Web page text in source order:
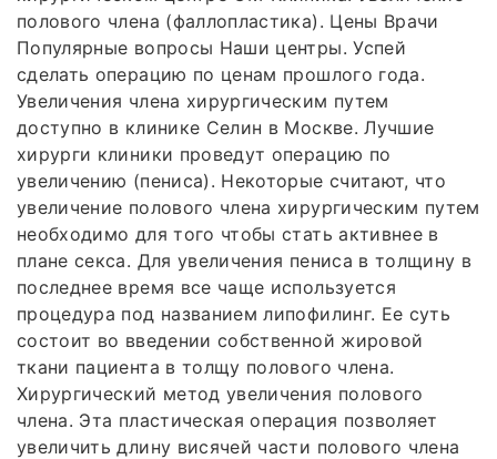
полового члена (фаллопластика). Цены Врачи
Популярные вопросы Наши центры. Успей
сделать операцию по ценам прошлого года.
Увеличения члена хирургическим путем
доступно в клинике Селин в Москве. Лучшие
хирурги клиники проведут операцию по
увеличению (пениса). Некоторые считают, что
увеличение полового члена хирургическим путем
необходимо для того чтобы стать активнее в
плане секса. Для увеличения пениса в толщину в
последнее время все чаще используется
процедура под названием липофилинг. Ее суть
состоит во введении собственной жировой
ткани пациента в толщу полового члена.
Хирургический метод увеличения полового
члена. Эта пластическая операция позволяет
увеличить длину висячей части полового члена